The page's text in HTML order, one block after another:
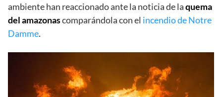
ambiente han reaccionado ante la noticia de laquema
del amazonascomparándola con el incendio de Notre
Damme.